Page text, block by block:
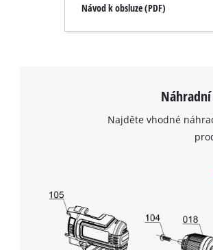
Návod k obsluze (PDF)
Najděte vhodné